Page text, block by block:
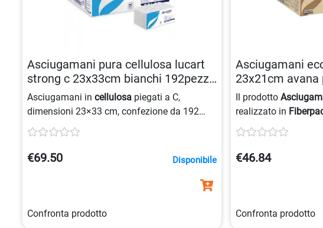
Asciugamani pura cellulosa lucart
strong c 23x33cm bianchi 192pezzi
8005892341622
Asciugamani in cellulosa piegati a C,
dimensioni 23×33 cm, confezione da 192
pezzi. Prodotto in
biano , ideale per uso quotidiano.
€69.50 Disponibile
Confronta prodotto
Asciugamani
23x21cm
8005892416191
Il prodotto
realizzato in
ottenuta dal riciclo
presenta un
riciclata e riciclabile,
€46.84
Confronta prodotto